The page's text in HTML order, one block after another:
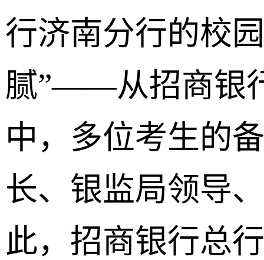
行济南分行的校
腻”——从招商银
中，多位考生的
长、银监局领导
此，招商银行总